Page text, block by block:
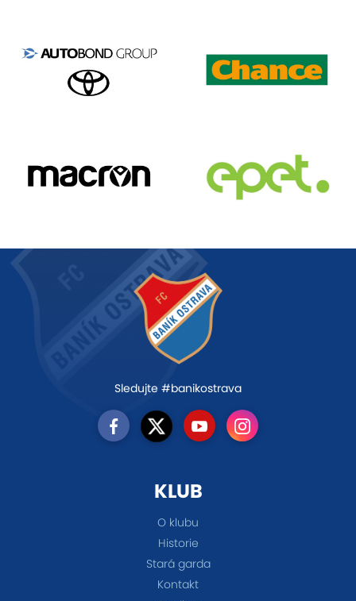
Sledujte #banikostrava
KLUB
O klubu
Historie
Stará garda
Kontakt